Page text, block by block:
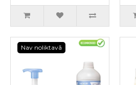
Nav noliktavā